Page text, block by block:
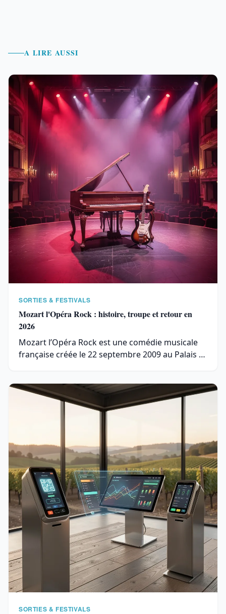
A LIRE AUSSI
SORTIES & FESTIVALS
Mozart l'Opéra Rock : histoire, troupe et retour en
2026
Mozart l’Opéra Rock est une comédie musicale
française créée le 22 septembre 2009 au Palais …
SORTIES & FESTIVALS